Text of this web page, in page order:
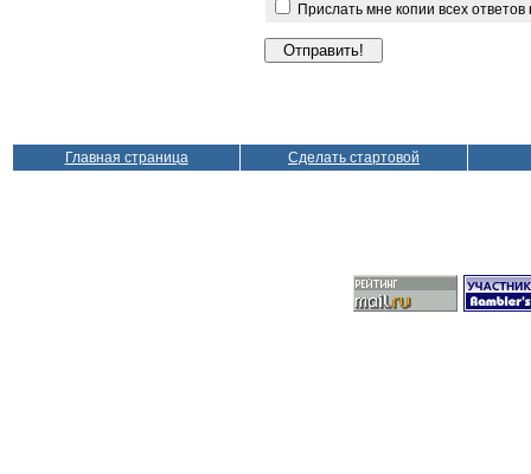
Прислать мне копии всех
Главная страница Сделать стартовой